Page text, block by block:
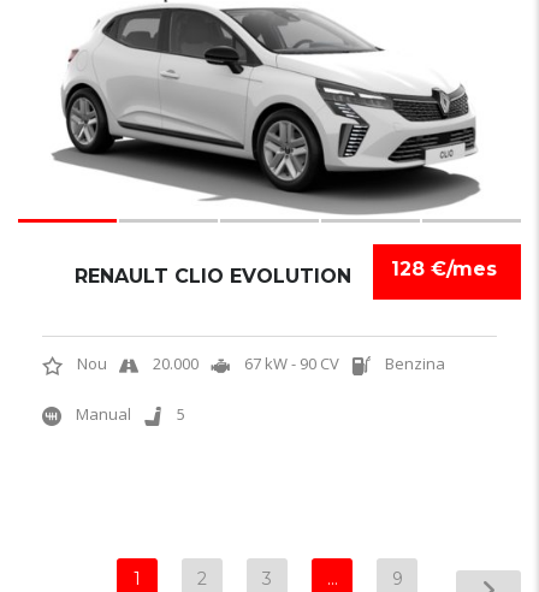
128 €/mes
RENAULT CLIO EVOLUTION
Nou 20.000 67 kW - 90 CV Benzina
Manual 5
1 2 3 … 9